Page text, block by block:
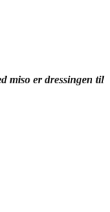
miso er dressingen til